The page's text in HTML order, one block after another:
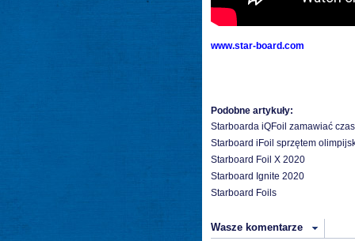
www.star-board.com
Podobne artykuły:
Starboarda iQFoil zamawiać
Starboard iFoil sprzętem
Starboard Foil X 2020
Starboard Ignite 2020
Starboard Foils
Wasze komentarze